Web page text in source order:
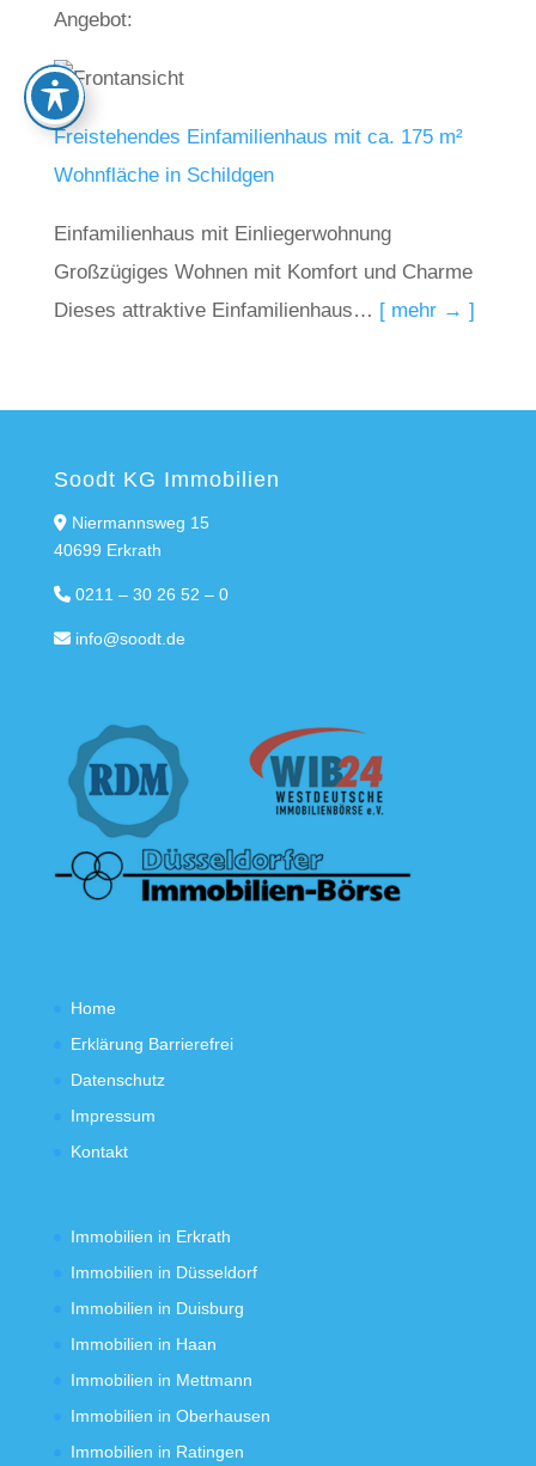
Angebot:
Freistehendes Einfamilienhaus mit ca. 175 m²
Wohnfläche in Schildgen
Einfamilienhaus mit Einliegerwohnung 
Großzügiges Wohnen mit Komfort und Charme
Dieses attraktive Einfamilienhaus… [ mehr → ]
Soodt KG Immobilien
Niermannsweg 15
40699 Erkrath
0211 – 30 26 52 – 0
info@soodt.de
Home
Erklärung Barrierefrei
Datenschutz
Impressum
Kontakt
Immobilien in Erkrath
Immobilien in Düsseldorf
Immobilien in Duisburg
Immobilien in Haan
Immobilien in Mettmann
Immobilien in Oberhausen
Immobilien in Ratingen